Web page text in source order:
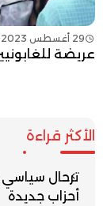
29 أغسطس 2023 - 08:00
عريضة
الأكثر قراءة
ترحال سياسي
أحزاب جديدة